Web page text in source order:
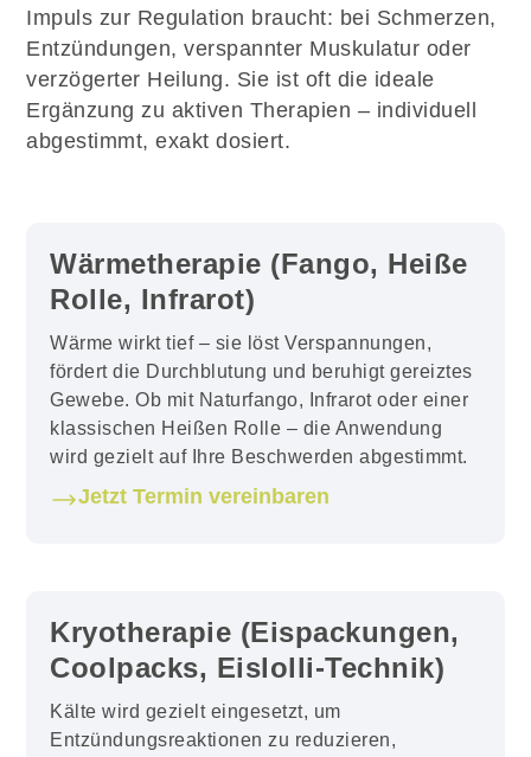
Impuls zur Regulation braucht: bei Schmerzen,
Entzündungen, verspannter Muskulatur oder
verzögerter Heilung. Sie ist oft die ideale
Ergänzung zu aktiven Therapien – individuell
abgestimmt, exakt dosiert.
Wärmetherapie (Fango, Heiße
Rolle, Infrarot)
Wärme wirkt tief – sie löst Verspannungen,
fördert die Durchblutung und beruhigt gereiztes
Gewebe. Ob mit Naturfango, Infrarot oder einer
klassischen Heißen Rolle – die Anwendung
wird gezielt auf Ihre Beschwerden abgestimmt.
Jetzt Termin vereinbaren
Kryotherapie (Eispackungen,
Coolpacks, Eislolli-Technik)
Kälte wird gezielt eingesetzt, um
Entzündungsreaktionen zu reduzieren,